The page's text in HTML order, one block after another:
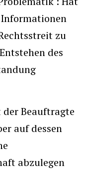
zu
des
der Beauftragte
auf dessen
abzulegen